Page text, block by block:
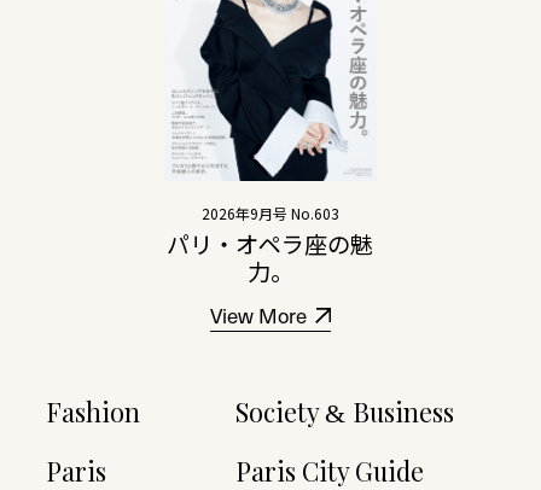
2026年9月号 No.603
パリ・オペラ座の魅
力。
View More
Fashion
Paris
Society& Business
Paris City Guide